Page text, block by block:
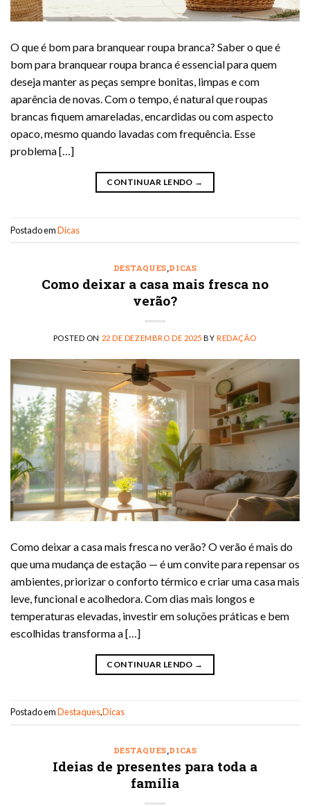
O que é bom para branquear roupa branca? Saber o que é
bom para branquear roupa branca é essencial para quem
deseja manter as peças sempre bonitas, limpas e com
aparência de novas. Com o tempo, é natural que roupas
brancas fiquem amareladas, encardidas ou com aspecto
opaco, mesmo quando lavadas com frequência. Esse
problema […]
CONTINUAR LENDO →
Postado emDicas
DESTAQUES,DICAS
Como deixar a casa mais fresca no
verão?
POSTED ON 22 DE DEZEMBRO DE 2025 BYREDAÇÃO
Como deixar a casa mais fresca no verão? O verão é mais do
que uma mudança de estação — é um convite para repensar os
ambientes, priorizar o conforto térmico e criar uma casa mais
leve, funcional e acolhedora. Com dias mais longos e
temperaturas elevadas, investir em soluções práticas e bem
escolhidas transforma a […]
CONTINUAR LENDO →
Postado emDestaques,Dicas
DESTAQUES,DICAS
Ideias de presentes para toda a
família